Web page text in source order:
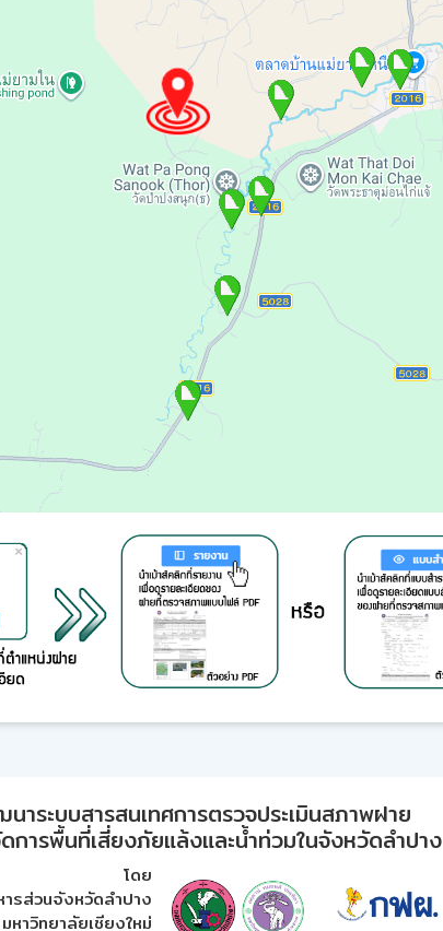
าระบบสารสนเทศการตรวจประเมินสภาพฝาย
ดการพื้นที่เสี่ยงภัยแล้งและน้ำท่วมในจังหวัดลำปาง
โดย
รส่วนจังหวัดลำปาง
มหาวิทยาลัยเชียงใหม่